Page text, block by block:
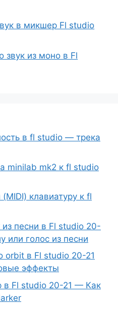
в микшер Fl studio
звук из моно в Fl
в fl studio — трека
minilab mk2 к fl studio
клавиатуру к fl
из песни в Fl studio 20-
или голос из песни
orbit в Fl studio 20-21
эффекты
в Fl studio 20-21 — Как